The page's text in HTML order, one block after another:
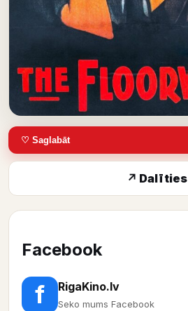
♡ Saglabāt
↗ Dalīties
Facebook
f RigaKino.lv
Seko mums Facebook